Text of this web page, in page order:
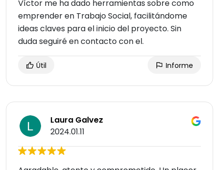
Víctor me ha dado herramientas sobre como
emprender en Trabajo Social, facilitándome
ideas claves para el inicio del proyecto. Sin
duda seguiré en contacto con el.
Útil Informe
Laura Galvez
2024.01.11